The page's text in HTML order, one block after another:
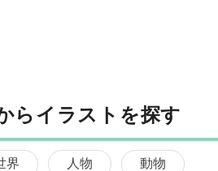
らイラストを探す
界 人物 動物